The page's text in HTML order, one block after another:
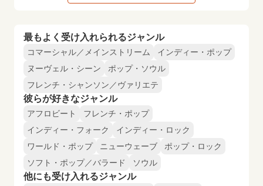
最もよく受け入れられるジャンル
コマーシャル／メインストリーム
インディー・ポップ
ヌーヴェル・シーン
ポップ・ソウル
フレンチ・シャンソン／ヴァリエテ
彼らが好きなジャンル
アフロビート
フレンチ・ポップ
インディー・フォーク
インディー・ロック
ワールド・ポップ
ニューウェーブ
ポップ・ロック
ソフト・ポップ／バラード
ソウル
他にも受け入れるジャンル